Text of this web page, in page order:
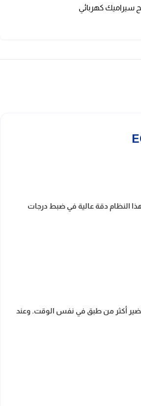
كهربائي
النظام دقة عالية في ضبط درجات
أكثر من طبق في نفس الوقت. وعند